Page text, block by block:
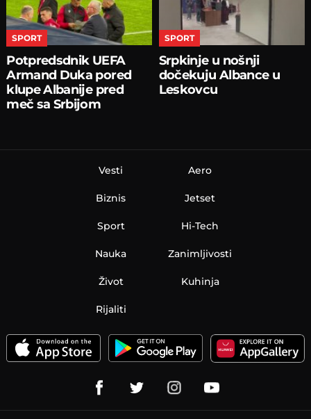
SPORT
Potpredsdnik UEFA
Armand Duka pored
klupe Albanije pred
meč sa Srbijom
SPORT
Srpkinje u nošnji
dočekuju Albance u
Leskovcu
Vesti
Biznis
Sport
Nauka
Aero
Jetset
Hi-Tech
Zanimljivosti
Život Kuhinja
Rijaliti